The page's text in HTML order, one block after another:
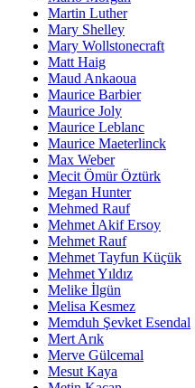
Martin Luther
Mary Shelley
Mary Wollstonecraft
Matt Haig
Maud Ankaoua
Maurice Barbier
Maurice Joly
Maurice Leblanc
Maurice Maeterlinck
Max Weber
Mecit Ömür Öztürk
Megan Hunter
Mehmed Rauf
Mehmet Akif Ersoy
Mehmet Rauf
Mehmet Tayfun Küçük
Mehmet Yıldız
Melike İlgün
Melisa Kesmez
Memduh Şevket Esendal
Mert Arık
Merve Gülcemal
Mesut Kaya